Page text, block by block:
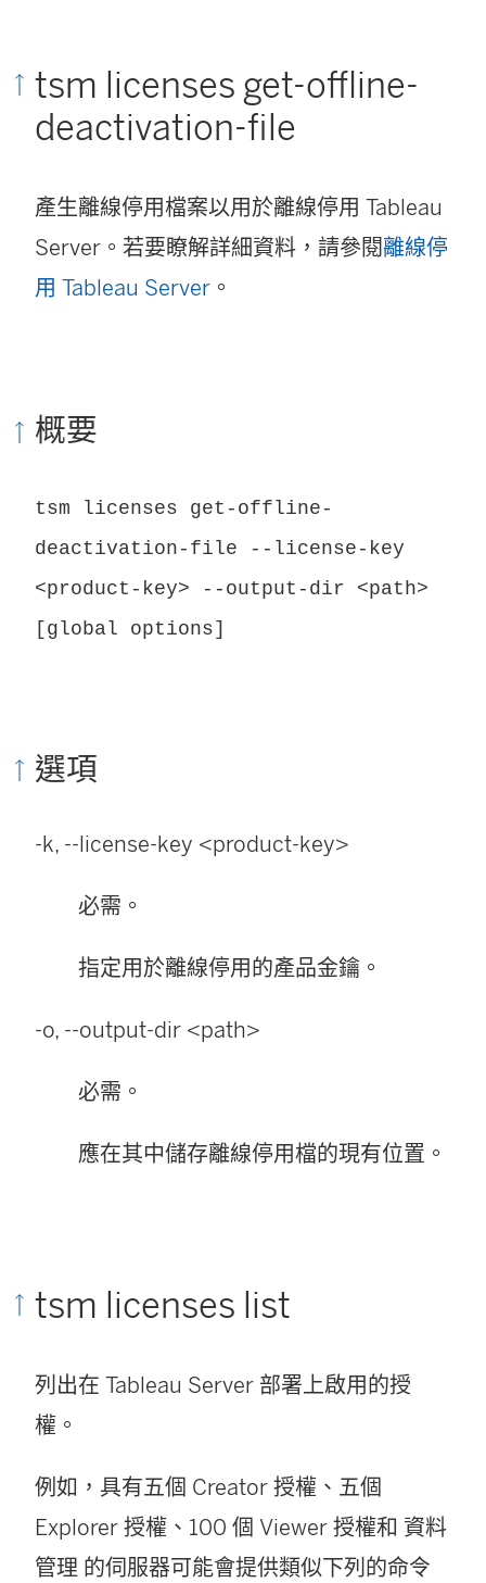
tsm licenses get-offline-
deactivation-file
產生離線停用檔案以用於離線停用 Tableau
Server 。若要瞭解詳細資料，請參閱離線停
用 Tableau Server 。
概要
tsm licenses get-offline-
deactivation-file --license-key
<product-key> --output-dir <path>
[global options]
選項
-k, --license-key <product-key>
必需。
指定用於離線停用的產品金鑰。
-o, --output-dir <path>
必需。
應在其中儲存離線停用檔的現有位置。
tsm licenses list
列出在 Tableau Server 部署上啟用的授
權。
例如，具有五個 Creator 授權、五個
Explorer 授權、100 個 Viewer 授權和 資料
管理 的伺服器可能會提供類似下列的命令